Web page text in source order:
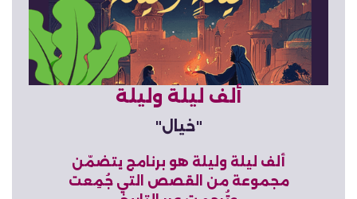
ألف ليلة وليلة
"خيال"
ألف ليلة وليلة هو برنامج يتضمّن
مجموعة من القصص التي جُمِعت